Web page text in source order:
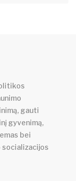
gauti
gyvenimą,
bei
socializacijos